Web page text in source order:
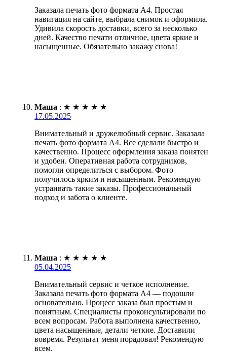
Заказала печать фото формата А4. Простая
навигация на сайте, выбрала снимок и оформила.
Удивила скорость доставки, всего за несколько
дней. Качество печати отличное, цвета яркие и
насыщенные. Обязательно закажу снова!
Маша : ★ ★ ★ ★ ★
17.05.2025
Внимательный и дружелюбный сервис. Заказала
печать фото формата А4. Все сделали быстро и
качественно. Процесс оформления заказа понятен
и удобен. Оперативная работа сотрудников,
помогли определиться с выбором. Фото
получилось ярким и насыщенным. Рекомендую
устраивать такие заказы. Профессиональный
подход и забота о клиенте.
Маша : ★ ★ ★ ★ ★
05.04.2025
Внимательный сервис и четкое исполнение.
Заказала печать фото формата А4 — подошли
основательно. Процесс заказа был простым и
понятным. Специалисты проконсультировали по
всем вопросам. Работа выполнена качественно,
цвета насыщенные, детали четкие. Доставили
вовремя. Результат меня порадовал! Рекомендую
всем.